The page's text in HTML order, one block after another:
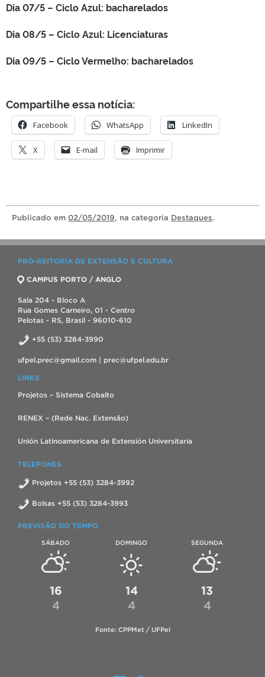
Dia 07/5 – Ciclo Azul: bacharelados
Dia 08/5 – Ciclo Azul: Licenciaturas
Dia 09/5 – Ciclo Vermelho: bacharelados
Compartilhe essa notícia:
Facebook WhatsApp LinkedIn
X E-mail Imprimir
Publicado em 02/05/2019, na categoria Destaques.
PRÓ-REITORIA DE EXTENSÃO E CULTURA
CAMPUS PORTO / ANGLO
Sala 204 - Bloco A
Rua Gomes Carneiro, 01 - Centro
Pelotas - RS, Brasil - 96010-610
+55 (53) 3284-3990
ufpel.prec@gmail.com | prec@ufpel.edu.br
LINKS
Projetos – Sistema Cobalto
RENEX – (Rede Nac. Extensão)
Unión Latinoamericana de Extensión Universitaria
TELEFONES
Projetos +55 (53) 3284-3992
Bolsas +55 (53) 3284-3993
PREVISÃO DO TEMPO
SÁBADO
16
4
DOMINGO
14
4
SEGUNDA
13
4
Fonte: CPPMet / UFPel